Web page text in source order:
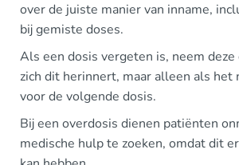
over de juiste manier van inname,
bij gemiste doses.
Als een dosis vergeten is, neem deze
zich dit herinnert, maar alleen als het
voor de volgende dosis.
Bij een overdosis dienen patiënten
medische hulp te zoeken, omdat dit